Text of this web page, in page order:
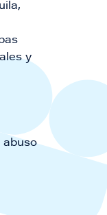
y
abuso